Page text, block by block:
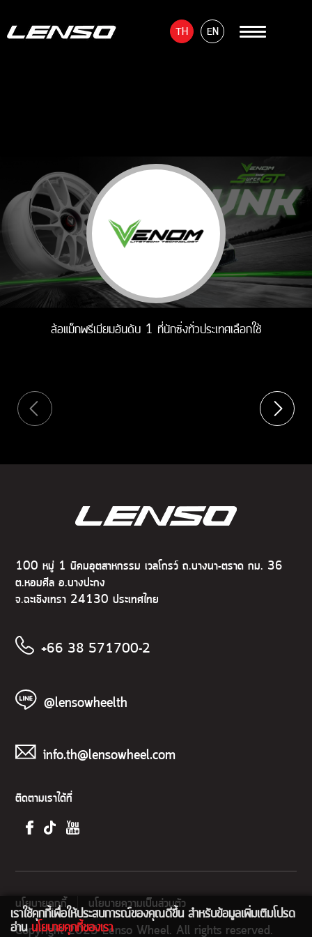
TH EN
ล้อแม็กพรีเมียมอันดับ 1 ที่นักซิ่งทั่วประเทศเลือกใช้
100 หมู่ 1 นิคมอุตสาหกรรม เวลโกรว์ ถ.บางนา-ตราด กม. 36
ต.หอมศีล อ.บางปะกง
จ.ฉะเชิงเทรา 24130 ประเทศไทย
+66 38 571700-2
@lensowheelth
info.th@lensowheel.com
ติดตามเราได้ที่
Copyright 2025 Lenso Wheel. All rights reserved.
นโยบายคุกกี้ นโยบายความเป็นส่วนตัว
เราใช้คุกกี้เพื่อให้ประสบการณ์ของคุณดีขึ้น สำหรับข้อมูลเพิ่มเติมโปรด
อ่านนโยบายคุกกี้ของเรา